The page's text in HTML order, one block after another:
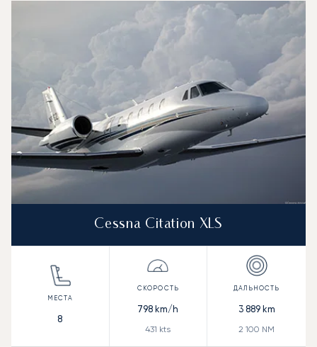
Модель воздушного судна
Скорость (км/ч)
Скорость (узлы)
Cessna Citation XLS
8
798 km/h
431 kts
3 889km
2 100 NM